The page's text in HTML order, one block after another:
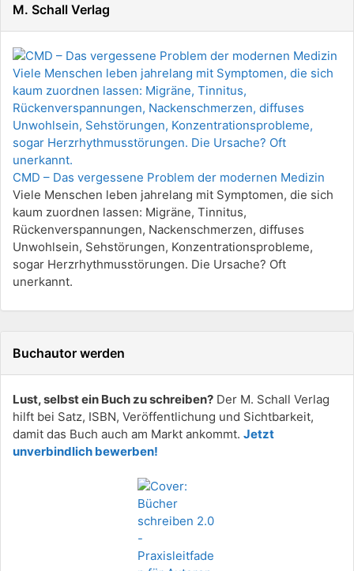
M. Schall Verlag
CMD – Das vergessene Problem der modernen Medizin
Viele Menschen leben jahrelang mit Symptomen, die sich
kaum zuordnen lassen: Migräne, Tinnitus,
Rückenverspannungen, Nackenschmerzen, diffuses
Unwohlsein, Sehstörungen, Konzentrationsprobleme,
sogar Herzrhythmusstörungen. Die Ursache? Oft
unerkannt.
Buchautor werden
Lust, selbst ein Buch zu schreiben? Der M. Schall Verlag
hilft bei Satz, ISBN, Veröffentlichung und Sichtbarkeit,
damit das Buch auch am Markt ankommt. Jetzt
unverbindlich bewerben!